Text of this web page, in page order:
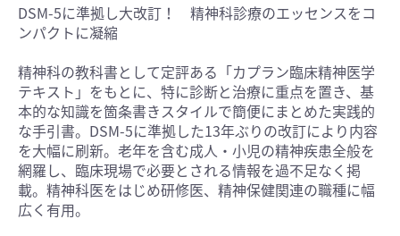
DSM-5に準拠し大改訂！ 精神科診療のエッセンスをコ
ンパクトに凝縮
精神科の教科書として定評ある「カプラン臨床精神医学
テキスト」をもとに、特に診断と治療に重点を置き、基
本的な知識を箇条書きスタイルで簡便にまとめた実践的
な手引書。DSM-5に準拠した13年ぶりの改訂により内容
を大幅に刷新。老年を含む成人・小児の精神疾患全般を
網羅し、臨床現場で必要とされる情報を過不足なく掲
載。精神科医をはじめ研修医、精神保健関連の職種に幅
広く有用。